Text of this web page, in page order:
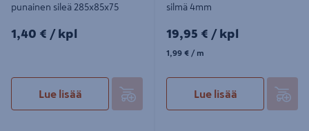
punainen sileä 285x85x75
1,40€/kpl
1,40 € / kpl
Lue lisää
silmä 4mm
19,95€/kpl
19,95 € / kpl
1,99€/m
1,99 € / m
Lue lisää